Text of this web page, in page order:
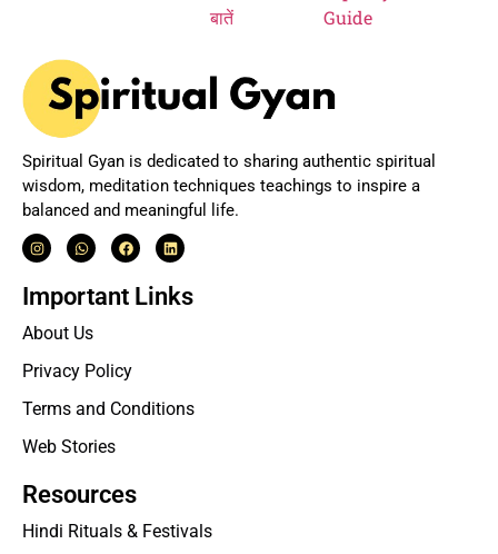
Spiritual Gyan is dedicated to sharing authentic spiritual
wisdom, meditation techniques teachings to inspire a
balanced and meaningful life.
Important Links
About Us
Privacy Policy
Terms and Conditions
Web Stories
Resources
Hindi Rituals & Festivals